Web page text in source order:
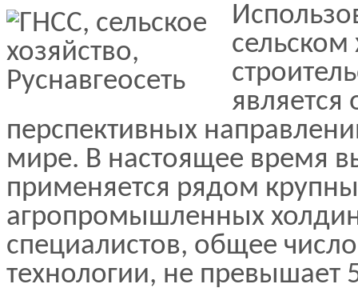
сельском
перспективных
мире. В настоящее время
применяется рядом
агропромышленных
специалистов, общее
технологии, не превышает